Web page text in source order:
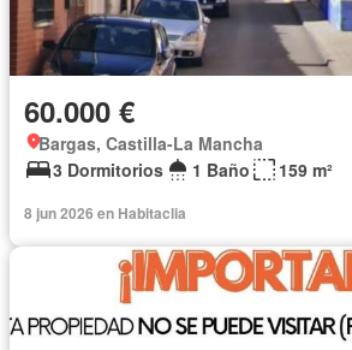
60.000 €
Bargas, Castilla-La Mancha
3 Dormitorios
1 Baño 159 m²
8 jun 2026 en Habitaclia